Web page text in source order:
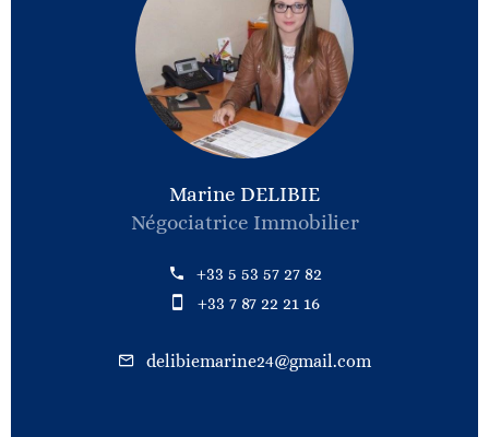
Marine DELIBIE
Négociatrice Immobilier
+33 5 53 57 27 82
+33 7 87 22 21 16
delibiemarine24@gmail.com